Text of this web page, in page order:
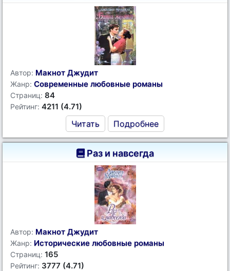
Автор: Макнот Джудит
Жанр: Современные любовные романы
Страниц: 84
Рейтинг: 4211 (4.71)
Читать Подробнее
Раз и навсегда
Автор: Макнот Джудит
Жанр: Исторические любовные романы
Страниц: 165
Рейтинг: 3777 (4.71)